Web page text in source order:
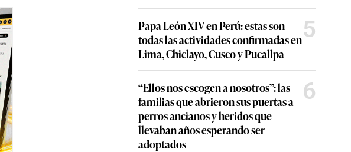
Papa León XIV en Perú: estas son
todas las actividades confirmadas en
Lima, Chiclayo, Cusco y Pucallpa
5
“Ellos nos escogen a nosotros”: las
familias que abrieron sus puertas a
perros ancianos y heridos que
llevaban años esperando ser
adoptados
6